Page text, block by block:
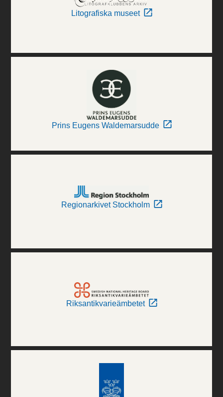
Litografiska museet
Prins Eugens Waldemarsudde
Regionarkivet Stockholm
Riksantikvarieämbetet